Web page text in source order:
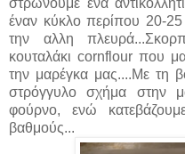
έναν κύκλο περίπου 20-
την αλλη
κουταλάκι cornflour που
την μαρέγκα μας....Με τη
στρόγγυλο σχήμα στην
φούρνο, ενώ
βαθμούς...